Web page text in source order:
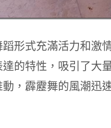
形式充滿活力和激
的特性，吸引了大
，霹靂舞的風潮迅